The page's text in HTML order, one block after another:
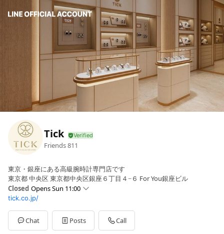
Tick
Friends811
東京・銀座にある高級腕時計専門店です
東京都 中央区 東京都中央区銀座６丁目４−６ For You銀座ビル
Closed Opens Sun 11:00
Sun11:00 - 19:30
Mon11:00 - 19:30
Tue11:00 - 19:30
Wed11:00 - 19:30
tick.co.jp/
Chat Posts Call